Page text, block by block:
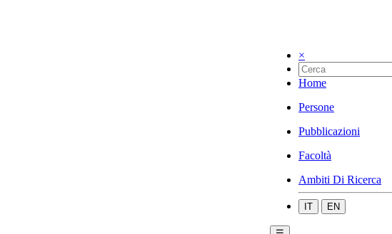
×
Home
Persone
Pubblicazioni
Facoltà
Ambiti Di Ricerca
IT EN